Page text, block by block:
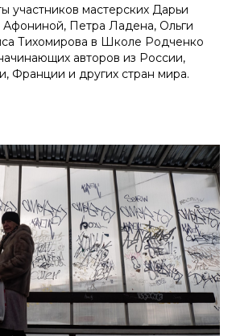
участников мастерских Дарьи
Петра Ладена, Ольги
Тихомирова в Школе Родченко
авторов из России,
Франции и других стран мира.